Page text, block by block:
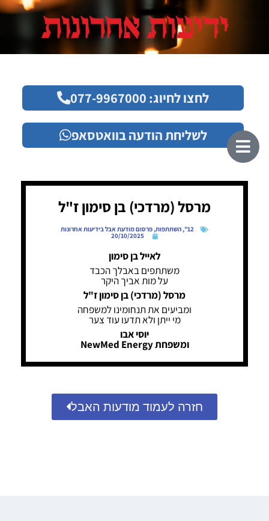
לחצו לחיוג: 077-9967000
לשליחת הודעה בוואטסאפ
מרסל (מרדכי) בן סימון ז"ל
12"
,השתתפות,פרסום מודעת אבל בידיעות אחרונות
20/10/2025
לאייל בן סימון
משתתפים באבלך הכבד
על מות אביך היקר
מרסל (מרדכי) בן סימון ז"ל
ומביעים את תנחומינו למשפחה
מי ייתן ולא תדעו עוד צער
יוסי אבו
ומשפחת NewMed Energy
חזרה לעמוד מודעות האבל